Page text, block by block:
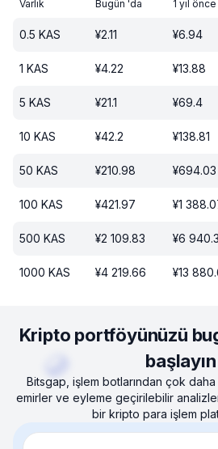
Varlık Bugün 'da 1 yıl önce
0.5 KAS ¥2.11 ¥6.94
1 KAS ¥4.22 ¥13.88
5 KAS ¥21.1 ¥69.4
10 KAS ¥42.2 ¥138.81
50 KAS ¥210.98 ¥694.03
100 KAS ¥421.97 ¥1
500 KAS ¥2 109.83 ¥6
1000 KAS ¥4 219.66 ¥13
Kripto portföyünüzü
başlayın
Bitsgap, işlem botlarından çok daha
emirler ve eyleme geçirilebilir
bir kripto para işlem